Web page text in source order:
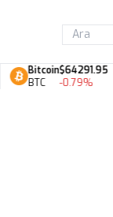
Bitcoin
BTC
$64291.95
-0.79%